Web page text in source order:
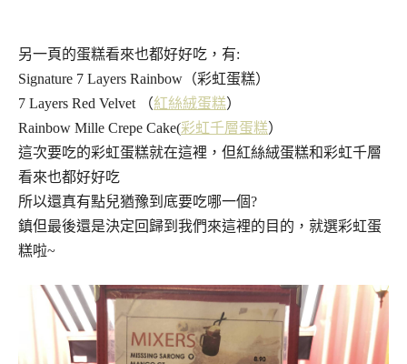
另一頁的蛋糕看來也都好好吃，有:
Signature 7 Layers Rainbow（彩虹蛋糕）
7 Layers Red Velvet （紅絲絨蛋糕）
Rainbow Mille Crepe Cake(彩虹千層蛋糕）
這次要吃的彩虹蛋糕就在這裡，但紅絲絨蛋糕和彩虹千層
看來也都好好吃
所以還真有點兒猶豫到底要吃哪一個?
鎮但最後還是決定回歸到我們來這裡的目的，就選彩虹蛋
糕啦~